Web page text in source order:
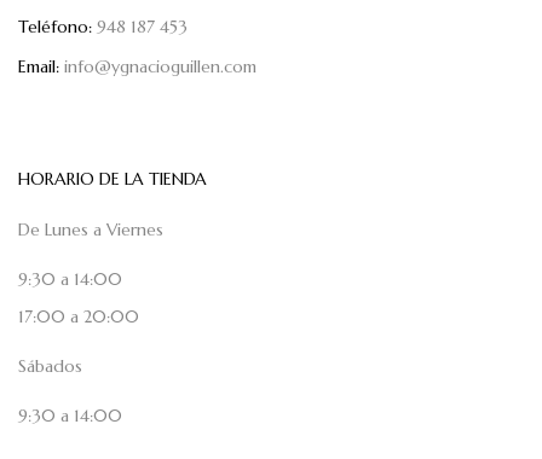
Teléfono: 948 187 453
Email: info@ygnacioguillen.com
HORARIO DE LA TIENDA
De Lunes a Viernes
9:30 a 14:00
17:00 a 20:00
Sábados
9:30 a 14:00